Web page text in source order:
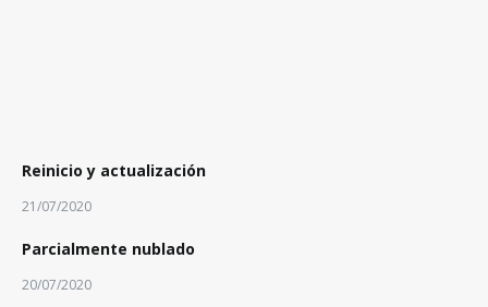
Reinicio y actualización
21/07/2020
Parcialmente nublado
20/07/2020